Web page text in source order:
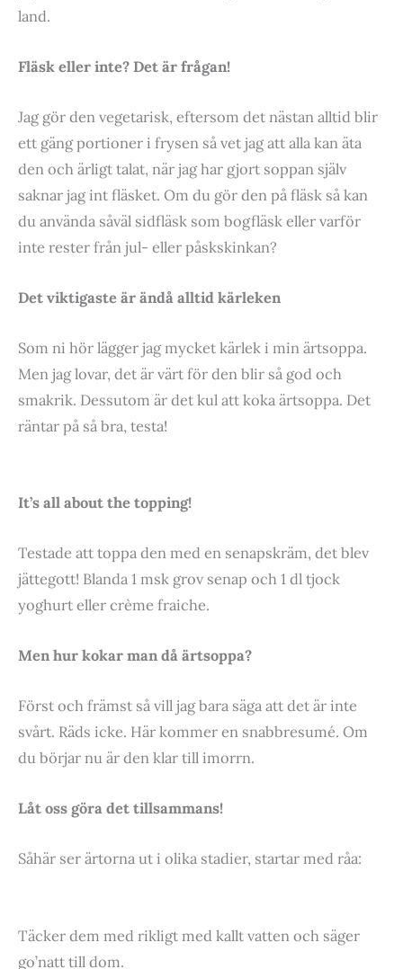
land.
Fläsk eller inte? Det är frågan!
Jag gör den vegetarisk, eftersom det nästan alltid blir
ett gäng portioner i frysen så vet jag att alla kan äta
den och ärligt talat, när jag har gjort soppan själv
saknar jag int fläsket. Om du gör den på fläsk så kan
du använda såväl sidfläsk som bogfläsk eller varför
inte rester från jul- eller påskskinkan?
Det viktigaste är ändå alltid kärleken
Som ni hör lägger jag mycket kärlek i min ärtsoppa.
Men jag lovar, det är värt för den blir så god och
smakrik. Dessutom är det kul att koka ärtsoppa. Det
räntar på så bra, testa!
It’s all about the topping!
Testade att toppa den med en senapskräm, det blev
jättegott! Blanda 1 msk grov senap och 1 dl tjock
yoghurt eller crème fraiche.
Men hur kokar man då ärtsoppa?
Först och främst så vill jag bara säga att det är inte
svårt. Räds icke. Här kommer en snabbresumé. Om
du börjar nu är den klar till imorrn.
Låt oss göra det tillsammans!
Såhär ser ärtorna ut i olika stadier, startar med råa:
Täcker dem med rikligt med kallt vatten och säger
go’natt till dom.